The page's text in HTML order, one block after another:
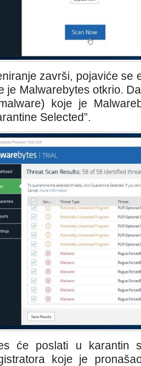
završi, pojaviće se
je Malwarebytes otkrio.
koje je
Selected”.
će poslati u karantin
koje je